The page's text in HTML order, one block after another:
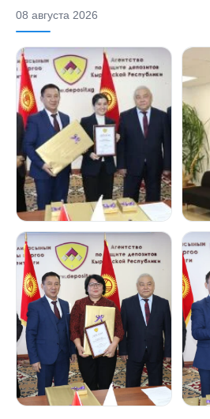
08 августа 2026